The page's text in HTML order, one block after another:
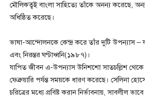
মৌলিকত্বই বাংলা সাহিত্যে তাঁকে অনন্য করেছে,
অধিষ্ঠিত করেছে।
ভাষা-আন্দোলনকে কেন্দ্র করে তাঁর দুটি উপন্যাস
এবং নিরন্তর ঘণ্টাধ্বনি(১৯৮৭)।
যাপিত জীবন এ-উপন্যাস উনিশশো সাতচল্লিশ থেকে
ফেব্রুয়ারি পর্যন্ত সময়কে ধারণ করেছে। সেলিনা
চরিত্রের মধ্যে প্রবিষ্ট করান নির্ভাবনায়, সাবলীল